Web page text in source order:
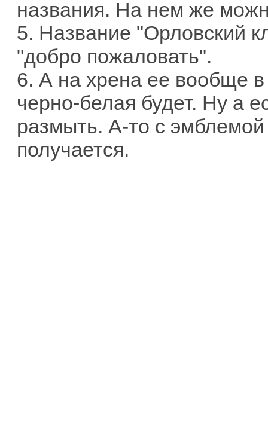
названия. На нем же
5. Название "Орловский
"добро пожаловать".
6. А на хрена ее вообще
черно-белая будет. Ну а
размыть. А-то с
получается.